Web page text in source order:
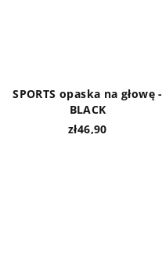
SPORTS opaska na głowę -
BLACK
zł46,90